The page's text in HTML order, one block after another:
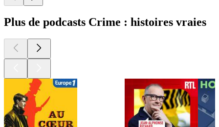
Plus de podcasts Crime : histoires vraies